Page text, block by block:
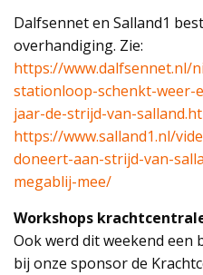
Dalfsennet en Salland1
overhandiging. Zie:
https://www.dalfsennet.nl/
stationloop-schenkt-weer-
jaar-de-strijd-van-
https://www.salland1.nl/
doneert-aan-strijd-van-
megablij-mee/
Workshops
Ook werd dit weekend
bij onze sponsor de